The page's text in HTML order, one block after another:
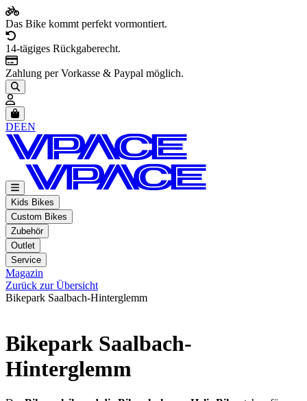
Das Bike kommt perfekt vormontiert.
14-tägiges Rückgaberecht.
Zahlung per Vorkasse & Paypal möglich.
Artikel im Warenkorb, Warenkorb anzeigen
DEEN
Kids Bikes
Custom Bikes
Zubehör
Outlet
Service
Magazin
Zurück zur Übersicht
Bikepark Saalbach-Hinterglemm
Bikepark Saalbach-
Hinterglemm